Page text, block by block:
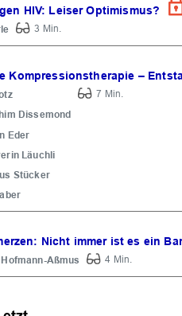
HIV: Leiser Optimismus?
3 Min.
Kompressionstherapie –
Dissemond
Eder
Läuchli
Stücker
7 Min.
Nicht immer ist es ein
Aßmus 4 Min.